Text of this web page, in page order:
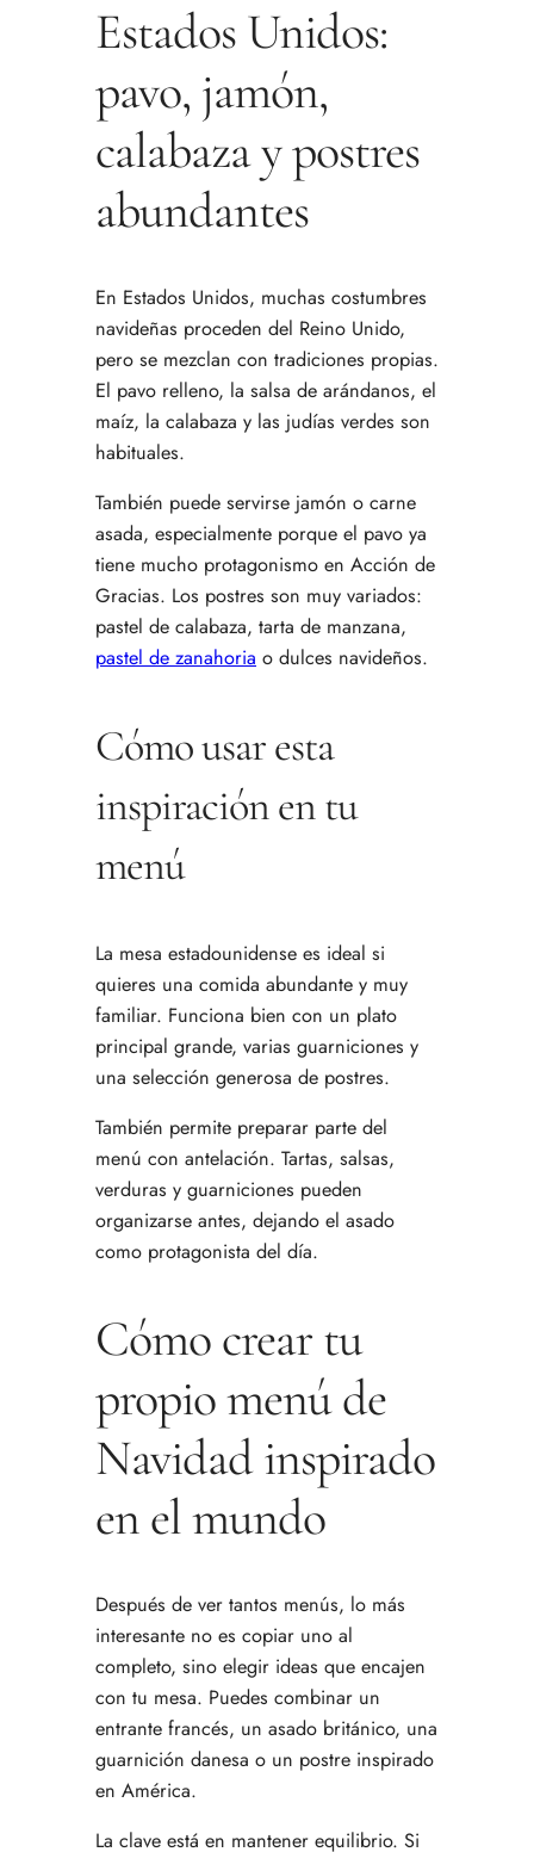
Estados Unidos:
pavo, jamón,
calabaza y postres
abundantes
En Estados Unidos, muchas costumbres
navideñas proceden del Reino Unido,
pero se mezclan con tradiciones propias.
El pavo relleno, la salsa de arándanos, el
maíz, la calabaza y las judías verdes son
habituales.
También puede servirse jamón o carne
asada, especialmente porque el pavo ya
tiene mucho protagonismo en Acción de
Gracias. Los postres son muy variados:
pastel de calabaza, tarta de manzana,
pastel de zanahoria o dulces navideños.
Cómo usar esta
inspiración en tu
menú
La mesa estadounidense es ideal si
quieres una comida abundante y muy
familiar. Funciona bien con un plato
principal grande, varias guarniciones y
una selección generosa de postres.
También permite preparar parte del
menú con antelación. Tartas, salsas,
verduras y guarniciones pueden
organizarse antes, dejando el asado
como protagonista del día.
Cómo crear tu
propio menú de
Navidad inspirado
en el mundo
Después de ver tantos menús, lo más
interesante no es copiar uno al
completo, sino elegir ideas que encajen
con tu mesa. Puedes combinar un
entrante francés, un asado británico, una
guarnición danesa o un postre inspirado
en América.
La clave está en mantener equilibrio. Si